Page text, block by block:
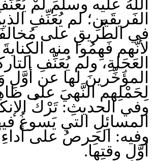
اللهُ عليه وسلَّمَ لمْ
الفَريقَينِ؛ لم يُعَنِّفِ
في الطَّريقِ على
لأنَّهم فَهِمُوا منه
العَجَلةِ، ولم يُعَنِّفِ
المؤَخِّرينَ لها عن أوَّلِ
لِحَمْلِهم النَّهيَ على
وفي الحديثِ: تَرْكُ
المسائِلِ التي يَسوغُ
وفيه: الحِرصُ على
أوَّلِ وقتِها.